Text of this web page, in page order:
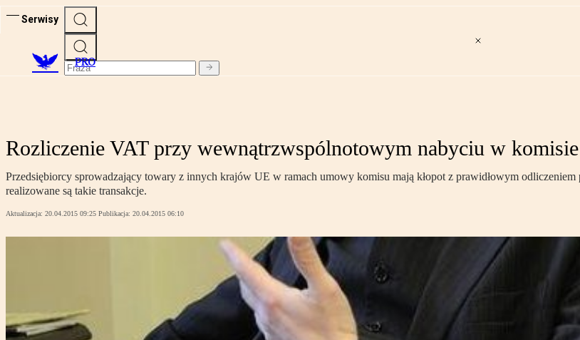
Serwisy
PRO
Rozliczenie VAT przy wewnątrzwspólnotowym nabyciu w komisie
Przedsiębiorcy sprowadzający towary z innych krajów UE w ramach umowy komisu mają kłopot z prawidłowym
realizowane są takie transakcje.
Aktualizacja: 20.04.2015 09:25 Publikacja: 20.04.2015 06:10